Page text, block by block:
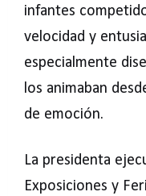
infantes
velocidad y
especialmente
los animaban
de emoción.
La presidenta
Exposiciones y